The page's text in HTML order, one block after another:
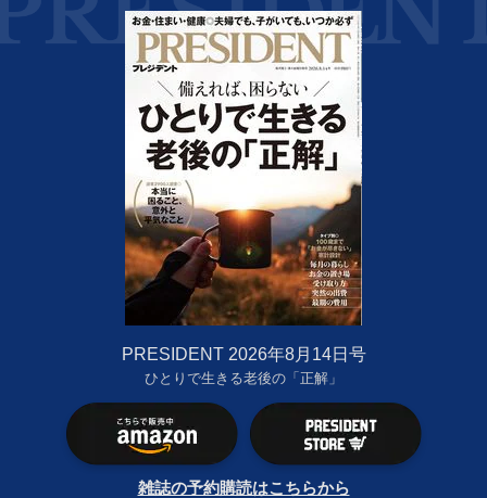
PRESIDENT 2026年8月14日号
ひとりで生きる老後の「正解」
雑誌の予約購読はこちらから